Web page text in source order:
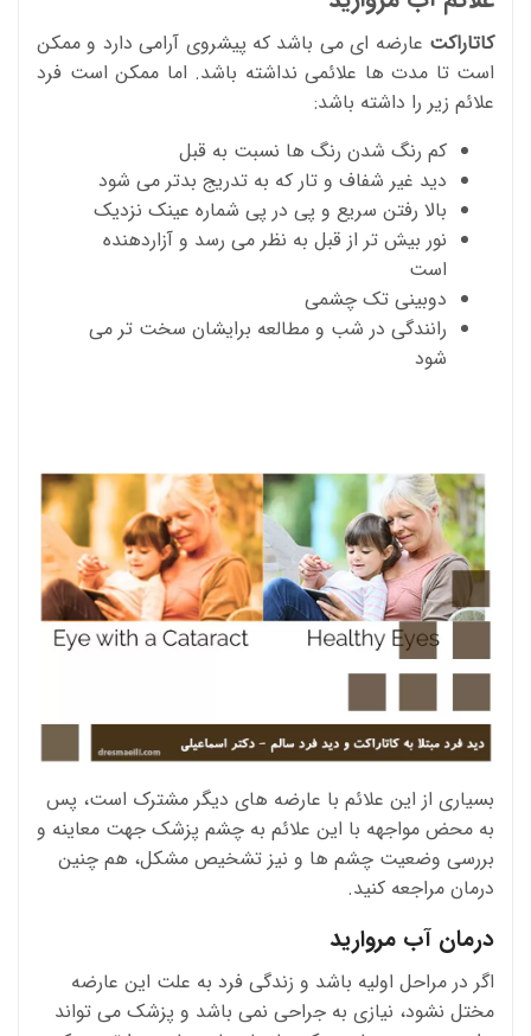
کاتاراکت عارضه ای می باشد که پیشروی آرامی دارد و ممکن
است تا مدت ها علائمی نداشته باشد. اما ممکن است فرد
علائم زیر را داشته باشد:
کم رنگ شدن رنگ ها نسبت به قبل
دید غیر شفاف و تار که به تدریج بدتر می شود
بالا رفتن سریع و پی در پی شماره عینک نزدیک
نور بیش تر از قبل به نظر می رسد و آزاردهنده
است
دوبینی تک چشمی
رانندگی در شب و مطالعه برایشان سخت تر می
شود
بسیاری از این علائم با عارضه های دیگر مشترک است، پس
به محض مواجهه با این علائم به چشم پزشک جهت معاینه و
بررسی وضعیت چشم ها و نیز تشخیص مشکل، هم چنین
درمان مراجعه کنید.
درمان آب مروارید
اگر در مراحل اولیه باشد و زندگی فرد به علت این عارضه
مختل نشود، نیازی به جراحی نمی باشد و پزشک می تواند